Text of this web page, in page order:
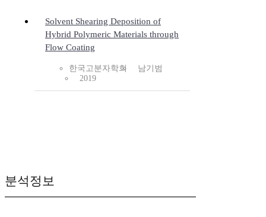
Solvent Shearing Deposition of
Hybrid Polymeric Materials through
Flow Coating
한국고분자학회
남기범
2019
분석정보